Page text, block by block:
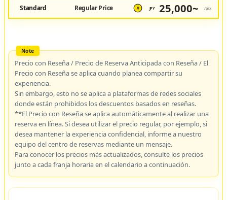
Standard Regular Price ¥ JPY 25,000~ /pax
Precio con Reseña / Precio de Reserva Anticipada con Reseña / El
Precio con Reseña se aplica cuando planea compartir su
experiencia.
Sin embargo, esto no se aplica a plataformas de redes sociales
donde están prohibidos los descuentos basados en reseñas.
**El Precio con Reseña se aplica automáticamente al realizar una
reserva en línea. Si desea utilizar el precio regular, por ejemplo, si
desea mantener la experiencia confidencial, informe a nuestro
equipo del centro de reservas mediante un mensaje.
Para conocer los precios más actualizados, consulte los precios
junto a cada franja horaria en el calendario a continuación.